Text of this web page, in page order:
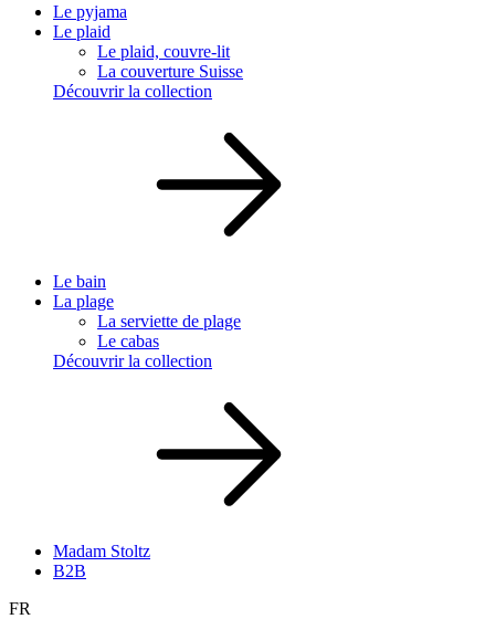
Le pyjama
Le plaid
Le plaid, couvre-lit
La couverture Suisse
Découvrir la collection
Le bain
La plage
La serviette de plage
Le cabas
Découvrir la collection
Madam Stoltz
B2B
FR